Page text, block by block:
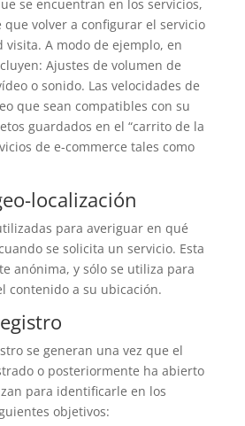
se encuentran en los servicios,
volver a configurar el servicio
visita. A modo de ejemplo, en
Ajustes de volumen de
o sonido. Las velocidades de
que sean compatibles con su
guardados en el “carrito de la
de e-commerce tales como
localización
para averiguar en qué
se solicita un servicio. Esta
anónima, y sólo se utiliza para
contenido a su ubicación.
se generan una vez que el
o posteriormente ha abierto
para identificarle en los
objetivos: